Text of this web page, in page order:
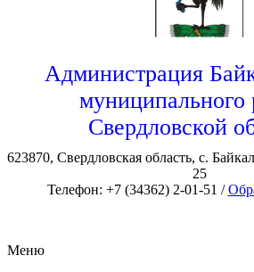
Администрация
муниципального
Свердловской
623870, Свердловская область, с.
25
Телефон: +7 (34362) 2-01-51 /
Меню